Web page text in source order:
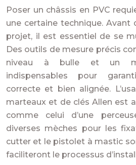
Poser un châssis en PVC
une certaine technique. Avant
projet, il est essentiel de se
Des outils de mesure précis
niveau à bulle et un
indispensables pour
correcte et bien alignée.
marteaux et de clés Allen est
comme celui d’une
diverses mèches pour les
cutter et le pistolet à mastic
faciliteront le processus